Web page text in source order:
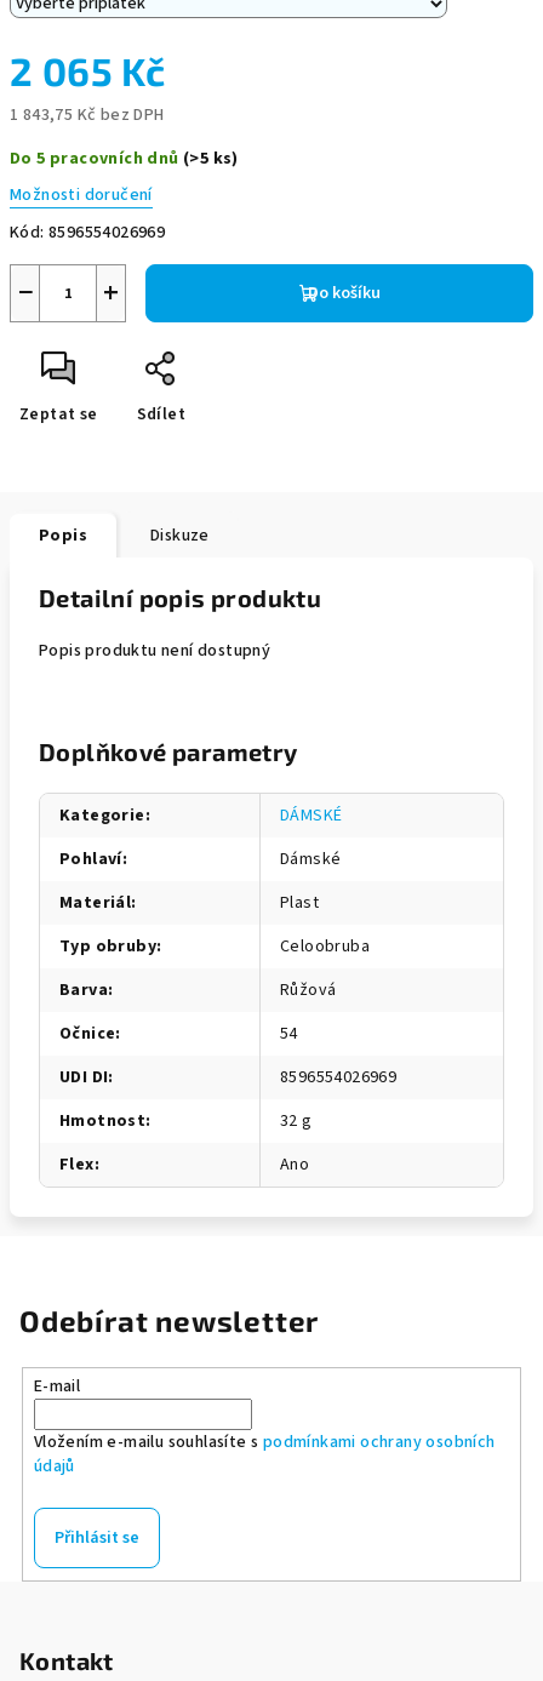
2 065 Kč
1 843,75 Kč bez DPH
cena:
Do 5 pracovních dnů (>5 ks)
Možnosti doručení
Kód: 8596554026969
+
− Do košíku
Zeptat se Sdílet
Popis Diskuze
Detailní popis produktu
Popis produktu není dostupný
Doplňkové parametry
Kategorie:
DÁMSKÉ
Pohlaví:
Dámské
Materiál:
Plast
Typ obruby:
Celoobruba
Barva:
Růžová
Očnice:
54
UDI DI:
8596554026969
Hmotnost:
32 g
Flex: Ano
Odebírat newsletter
E-mail
Vložením e-mailu souhlasíte s podmínkami ochrany osobních
údajů
Přihlásit se
Kontakt